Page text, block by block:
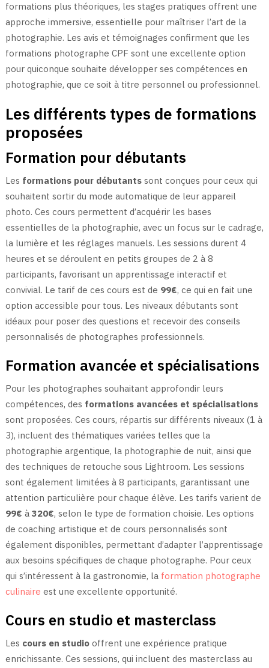
formations plus théoriques, les stages pratiques offrent une
approche immersive, essentielle pour maîtriser l’art de la
photographie. Les avis et témoignages confirment que les
formations photographe CPF sont une excellente option
pour quiconque souhaite développer ses compétences en
photographie, que ce soit à titre personnel ou professionnel.
Les différents types de formations
proposées
Formation pour débutants
Les formations pour débutantssont conçues pour ceux qui
souhaitent sortir du mode automatique de leur appareil
photo. Ces cours permettent d’acquérir les bases
essentielles de la photographie, avec un focus sur le cadrage,
la lumière et les réglages manuels. Les sessions durent 4
heures et se déroulent en petits groupes de 2 à 8
participants, favorisant un apprentissage interactif et
convivial. Le tarif de ces cours est de 99€, ce qui en fait une
option accessible pour tous. Les niveaux débutants sont
idéaux pour poser des questions et recevoir des conseils
personnalisés de photographes professionnels.
Formation avancée et spécialisations
Pour les photographes souhaitant approfondir leurs
compétences, des formations avancées et spécialisations
sont proposées. Ces cours, répartis sur différents niveaux (1 à
3), incluent des thématiques variées telles que la
photographie argentique, la photographie de nuit, ainsi que
des techniques de retouche sous Lightroom. Les sessions
sont également limitées à 8 participants, garantissant une
attention particulière pour chaque élève. Les tarifs varient de
99€ à 320€, selon le type de formation choisie. Les options
de coaching artistique et de cours personnalisés sont
également disponibles, permettant d’adapter l’apprentissage
aux besoins spécifiques de chaque photographe. Pour ceux
qui s’intéressent à la gastronomie, la formation photographe
culinaire est une excellente opportunité.
Cours en studio et masterclass
Les cours en studiooffrent une expérience pratique
enrichissante. Ces sessions, qui incluent des masterclass au